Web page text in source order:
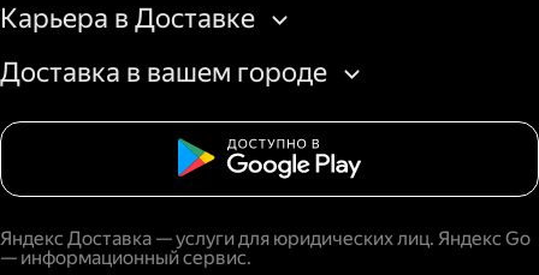
Карьера в Доставке
Доставка в вашем городе
Яндекс Доставка — услуги для юридических лиц. Яндекс Go
— информационный сервис.